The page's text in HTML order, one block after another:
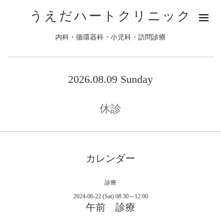
うえだハートクリニック
内科・循環器科・小児科・訪問診療
2026.08.09 Sunday
休診
カレンダー
診療
2024-06-22 (Sat) 08:30～12:00
午前 診療